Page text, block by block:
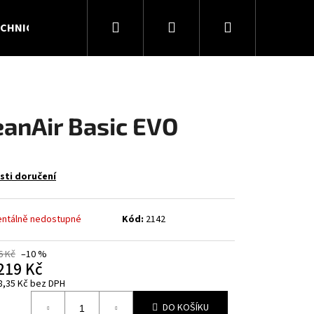
PLYNY KONTAKTY
Hledat PřihlášeníNákupní
Basic EVO
doručení
nedostupné Kód: 2142
Kč –10 %
Kč
Kč bez DPH
DO KOŠÍKU